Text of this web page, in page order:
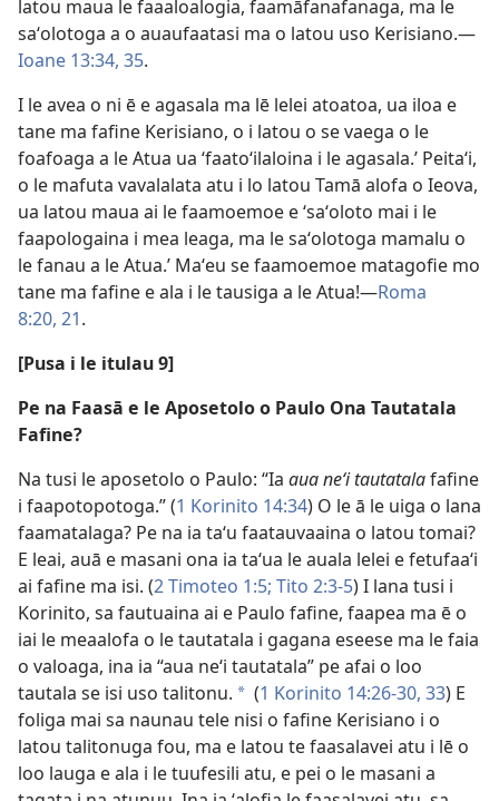
latou maua le faaaloalogia, faamāfanafanaga, ma le
saʻolotoga a o auaufaatasi ma o latou uso Kerisiano.—
Ioane 13:34, 35.
I le avea o ni ē e agasala ma lē lelei atoatoa, ua iloa e
tane ma fafine Kerisiano, o i latou o se vaega o le
foafoaga a le Atua ua ʻfaatoʻilaloina i le agasala.’ Peitaʻi,
o le mafuta vavalalata atu i lo latou Tamā alofa o Ieova,
ua latou maua ai le faamoemoe e ʻsaʻoloto mai i le
faapologaina i mea leaga, ma le saʻolotoga mamalu o
le fanau a le Atua.’ Maʻeu se faamoemoe matagofie mo
tane ma fafine e ala i le tausiga a le Atua!—Roma
8:20, 21.
[Pusa i le itulau 9]
Pe na Faasā e le Aposetolo o Paulo Ona Tautatala
Fafine?
Na tusi le aposetolo o Paulo: “Ia aua neʻi tautatalafafine
i faapotopotoga.” (1 Korinito 14:34) O le ā le uiga o lana
faamatalaga? Pe na ia taʻu faatauvaaina o latou tomai?
E leai, auā e masani ona ia taʻua le auala lelei e fetufaaʻi
ai fafine ma isi. (2 Timoteo 1:5; Tito 2:3-5) I lana tusi i
Korinito, sa fautuaina ai e Paulo fafine, faapea ma ē o
iai le meaalofa o le tautatala i gagana eseese ma le faia
o valoaga, ina ia “aua neʻi tautatala” pe afai o loo
tautala se isi uso talitonu. * (1 Korinito 14:26-30, 33) E
foliga mai sa naunau tele nisi o fafine Kerisiano i o
latou talitonuga fou, ma e latou te faasalavei atu i lē o
loo lauga e ala i le tuufesili atu, e pei o le masani a